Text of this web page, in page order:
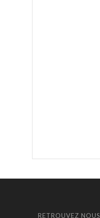
RETROUVEZ NOUS